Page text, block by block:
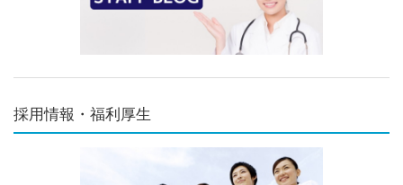
採用情報・福利厚生